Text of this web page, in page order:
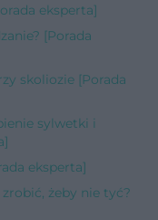
eksperta]
[Porada
skoliozie [Porada
sylwetki i
eksperta]
żeby nie tyć?